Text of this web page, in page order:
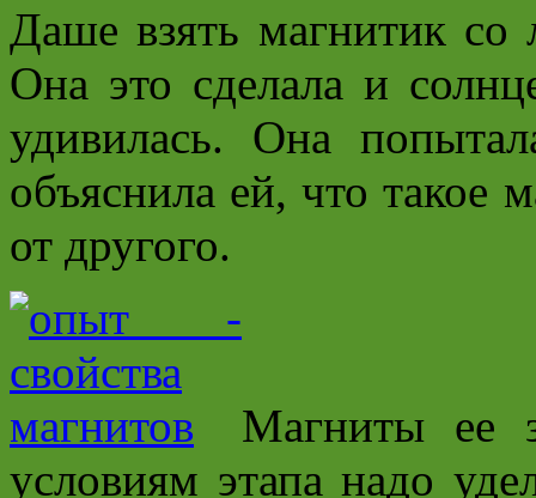
Даше взять магнитик со
Она это сделала и
удивилась. Она
объяснила ей, что такое
от другого.
Магниты ее
условиям этапа надо